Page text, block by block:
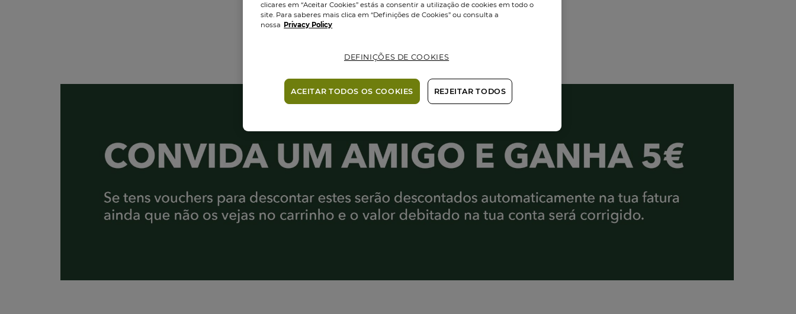
DESCOBRE OS NOSSOS
clicares em “Aceitar Cookies” estás a consentir a utilização de cookies em todo o
site. Para saberes mais clica em “Definições de Cookies” ou consulta a
nossa Privacy Policy
DEFINIÇÕES DE COOKIES
REJEITAR TODOS
ACEITAR TODOS OS COOKIES